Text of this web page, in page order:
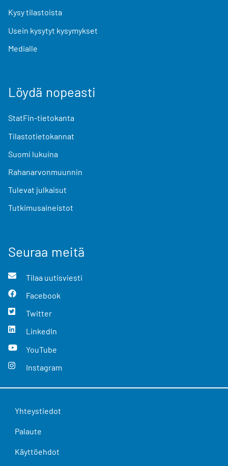
Kysy tilastoista
Usein kysytyt kysymykset
Medialle
Löydä nopeasti
StatFin-tietokanta
Tilastotietokannat
Suomi lukuina
Rahanarvonmuunnin
Tulevat julkaisut
Tutkimusaineistot
Seuraa meitä
Tilaa uutisviesti
Facebook
Twitter
LinkedIn
YouTube
Instagram
Yhteystiedot
Palaute
Käyttöehdot